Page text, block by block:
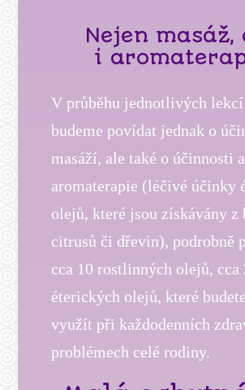
Nejen masáž,
i
V průběhu jednotlivých lekcí
budeme povídat jednak o
masáží, ale také o účinnosti
aromaterapie (léčivé účinky
olejů, které jsou získávány z
citrusů či dřevin), podrobně
cca 10 rostlinných olejů, cca
éterických olejů, které
využít při každodenních
problémech celé rodiny.